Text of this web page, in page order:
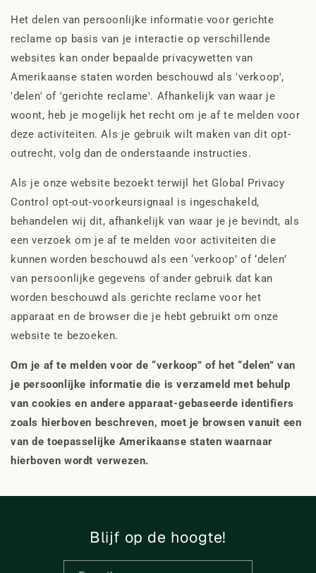
Het delen van persoonlijke informatie voor gerichte
reclame op basis van je interactie op verschillende
websites kan onder bepaalde privacywetten van
Amerikaanse staten worden beschouwd als 'verkoop',
'delen' of 'gerichte reclame'. Afhankelijk van waar je
woont, heb je mogelijk het recht om je af te melden voor
deze activiteiten. Als je gebruik wilt maken van dit opt-
outrecht, volg dan de onderstaande instructies.
Als je onze website bezoekt terwijl het Global Privacy
Control opt-out-voorkeursignaal is ingeschakeld,
behandelen wij dit, afhankelijk van waar je je bevindt, als
een verzoek om je af te melden voor activiteiten die
kunnen worden beschouwd als een ‘verkoop’ of ‘delen’
van persoonlijke gegevens of ander gebruik dat kan
worden beschouwd als gerichte reclame voor het
apparaat en de browser die je hebt gebruikt om onze
website te bezoeken.
Om je af te melden voor de “verkoop” of het “delen” van
je persoonlijke informatie die is verzameld met behulp
van cookies en andere apparaat-gebaseerde identifiers
zoals hierboven beschreven, moet je browsen vanuit een
van de toepasselijke Amerikaanse staten waarnaar
hierboven wordt verwezen.
Blijf op de hoogte!